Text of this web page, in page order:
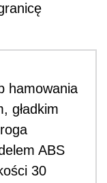
hamowania
gładkim
ABS
30